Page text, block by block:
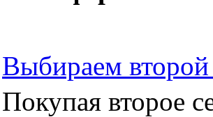
Выбираем
Покупая второе